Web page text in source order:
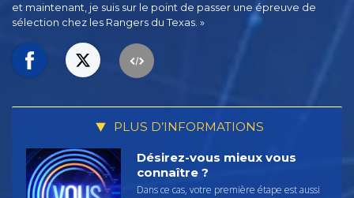
et maintenant, je suis sur le point de passer une épreuve de
sélection chez les Rangers du Texas. »
PLUS D’INFORMATIONS
Désirez-vous mieux vous
connaître ?
Dans ce cas, votre première étape est aussi